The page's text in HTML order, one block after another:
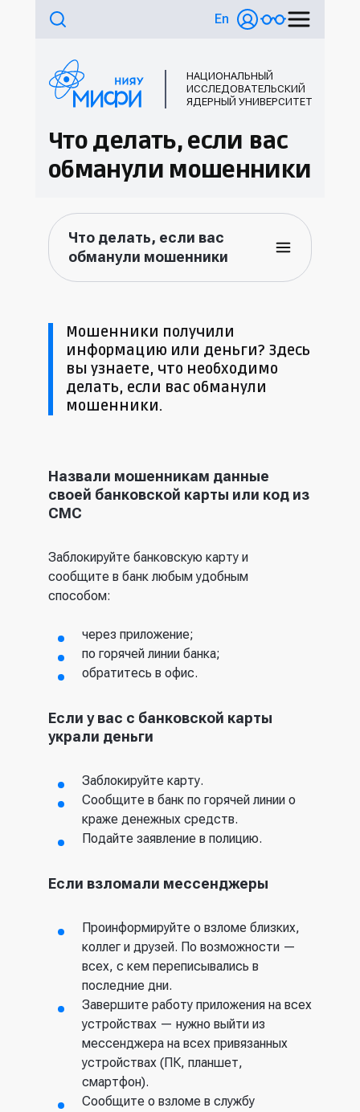
En
НАЦИОНАЛЬНЫЙ
ИССЛЕДОВАТЕЛЬСКИЙ
ЯДЕРНЫЙ УНИВЕРСИТЕТ
Что делать, если вас
обманули мошенники
Мошенники получили
информацию или деньги? Здесь
вы узнаете, что необходимо
делать, если вас обманули
мошенники.
Назвали мошенникам данные
своей банковской карты или код из
СМС
Заблокируйте банковскую карту и
сообщите в банк любым удобным
способом:
через приложение;
по горячей линии банка;
обратитесь в офис.
Если у вас с банковской карты
украли деньги
Заблокируйте карту.
Сообщите в банк по горячей линии о
краже денежных средств.
Подайте заявление в полицию.
Если взломали мессенджеры
Проинформируйте о взломе близких,
коллег и друзей. По возможности —
всех, с кем переписывались в
последние дни.
Завершите работу приложения на всех
устройствах — нужно выйти из
мессенджера на всех привязанных
устройствах (ПК, планшет,
смартфон).
Сообщите о взломе в службу
Что делать, если вас
обманули мошенники